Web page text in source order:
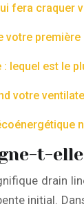
fera craquer
votre
lequel est le
votre
t-
drain
initial.